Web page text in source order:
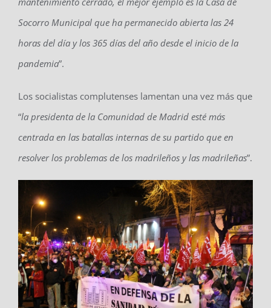
Socorro Municipal que ha permanecido abierta las 24
horas del día y los 365 días del año desde el inicio de la
pandemia”.
Los socialistas complutenses lamentan una vez más que
“la presidenta de la Comunidad de Madrid esté más
centrada en las batallas internas de su partido que en
resolver los problemas de los madrileños y las madrileñas”.